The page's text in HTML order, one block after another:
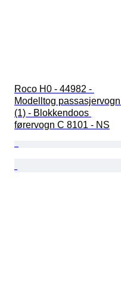
Roco H0 - 44982 -
Modelltog passasjervogn
(1) - Blokkendoos
førervogn C 8101 - NS